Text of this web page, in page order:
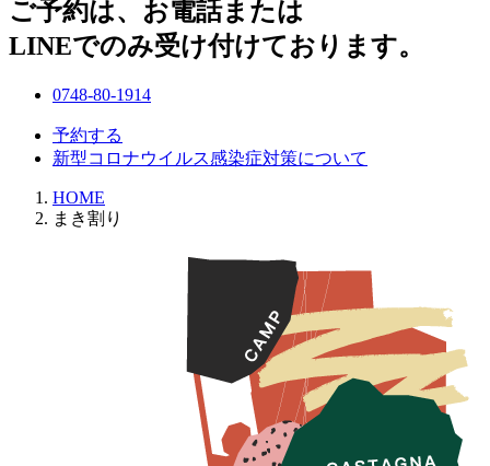
ご予約は、お電話または
LINEでのみ受け付けております。
0748-80-1914
予約する
新型コロナウイルス感染症対策について
HOME
まき割り